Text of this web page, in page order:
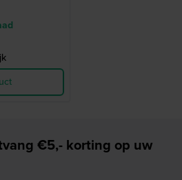
€5,- korting op uw